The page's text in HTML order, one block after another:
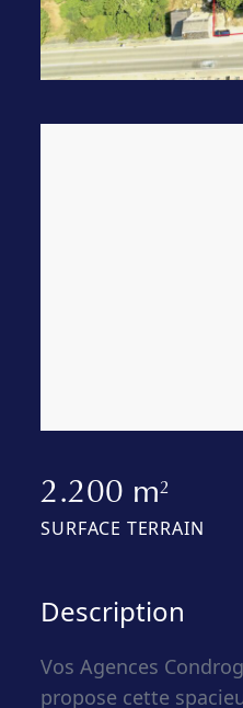
2.200 m2
SURFACE TERRAIN
Description
Vos Agences
propose cette